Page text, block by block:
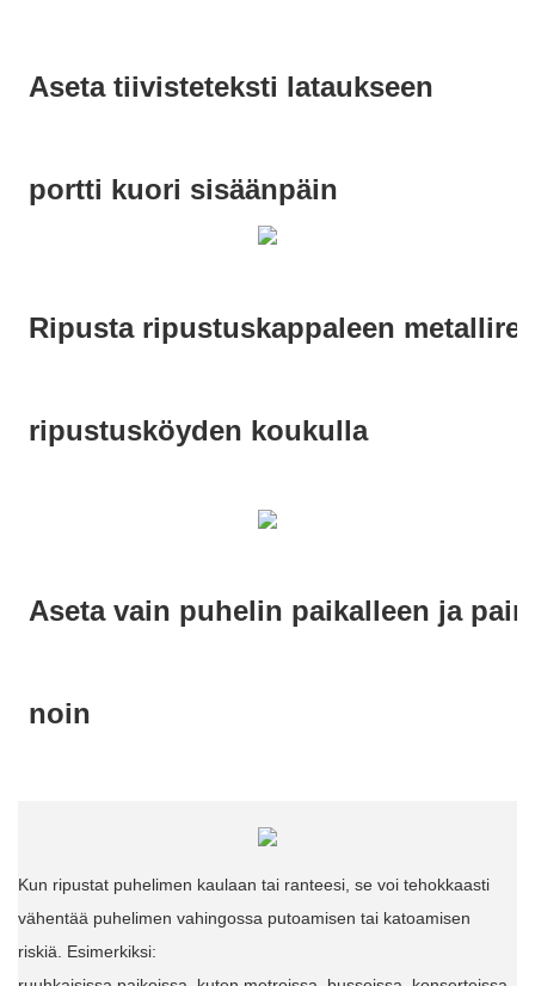
ripustusköyden koukulla
Kun ripustat puhelimen kaulaan tai ranteesi, se voi tehokkaasti
vähentää puhelimen vahingossa putoamisen tai katoamisen
riskiä. Esimerkiksi: